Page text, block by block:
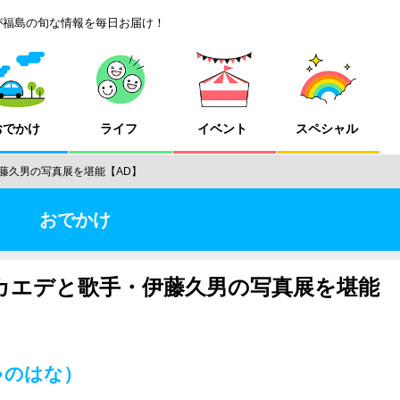
島の旬な情報を毎日お届け！
でかけ ライフ イベント スペシャル
久男の写真展を堪能【AD】
おでかけ
デと歌手・伊藤久男の写真展を堪能
はな）